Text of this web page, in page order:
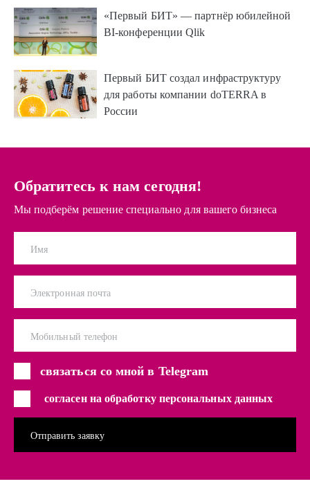
«Первый БИТ» — партнёр юбилейной
BI-конференции Qlik
Первый БИТ создал инфраструктуру
для работы компании doTERRA в
России
Обратитесь к нам сегодня!
Мы подберём решение специально для вашего бизнеса
Имя
Электронная почта
Мобильный телефон
связаться со мной в Telegram
согласен на обработку персональных данных